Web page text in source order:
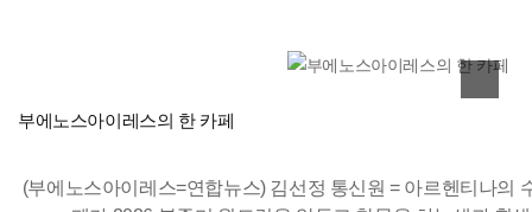
부에노스아이레스의 한 카페
(부에노스아이레스=연합뉴스) 김선정 통신원 = 아르헨티나의